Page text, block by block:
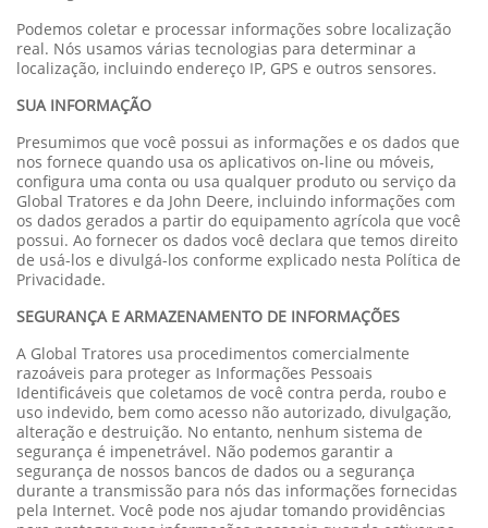
Podemos coletar e processar informações sobre localização
real. Nós usamos várias tecnologias para determinar a
localização, incluindo endereço IP, GPS e outros sensores.
SUA INFORMAÇÃO
Presumimos que você possui as informações e os dados que
nos fornece quando usa os aplicativos on-line ou móveis,
configura uma conta ou usa qualquer produto ou serviço da
Global Tratores e da John Deere, incluindo informações com
os dados gerados a partir do equipamento agrícola que você
possui. Ao fornecer os dados você declara que temos direito
de usá-los e divulgá-los conforme explicado nesta Política de
Privacidade.
SEGURANÇA E ARMAZENAMENTO DE INFORMAÇÕES
A Global Tratores usa procedimentos comercialmente
razoáveis para proteger as Informações Pessoais
Identificáveis que coletamos de você contra perda, roubo e
uso indevido, bem como acesso não autorizado, divulgação,
alteração e destruição. No entanto, nenhum sistema de
segurança é impenetrável. Não podemos garantir a
segurança de nossos bancos de dados ou a segurança
durante a transmissão para nós das informações fornecidas
pela Internet. Você pode nos ajudar tomando providências